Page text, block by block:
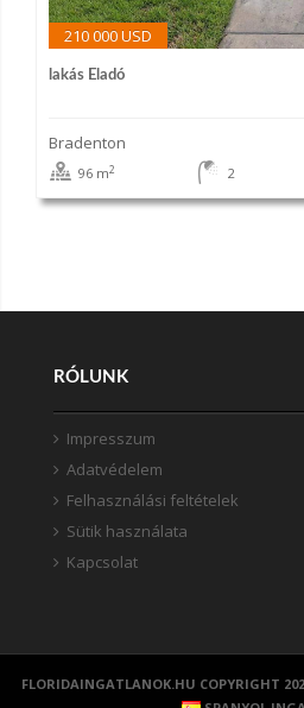
210 000 USD
lakás Eladó
Bradenton
96 m2 2
RÓLUNK
Impresszum
Adatvédelem
Felhasználási feltételek
Sütik használata
Kapcsolat
FLORIDAINGATLANOK.HU COPYRIGHT